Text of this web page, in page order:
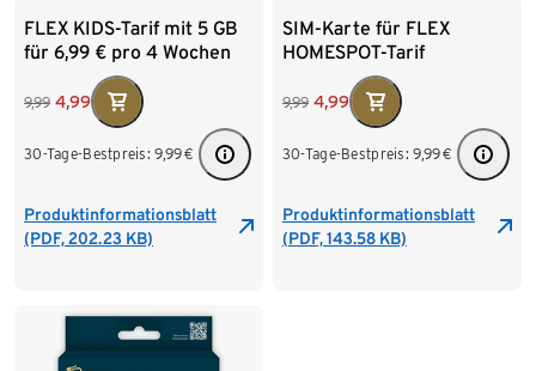
FLEX KIDS-Tarif mit 5 GB
für 6,99 € pro 4 Wochen
9,99 4,99
30-Tage-Bestpreis: 9,99€
Produktinformationsblatt
(PDF, 202.23 KB)
SIM-Karte für FLEX
HOMESPOT-Tarif
9,99 4,99
30-Tage-Bestpreis: 9,99€
Produktinformationsblatt
(PDF, 143.58 KB)